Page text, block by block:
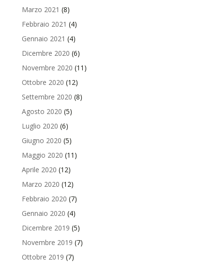
Marzo 2021 (8)
Febbraio 2021 (4)
Gennaio 2021 (4)
Dicembre 2020 (6)
Novembre 2020 (11)
Ottobre 2020 (12)
Settembre 2020 (8)
Agosto 2020 (5)
Luglio 2020 (6)
Giugno 2020 (5)
Maggio 2020 (11)
Aprile 2020 (12)
Marzo 2020 (12)
Febbraio 2020 (7)
Gennaio 2020 (4)
Dicembre 2019 (5)
Novembre 2019 (7)
Ottobre 2019 (7)